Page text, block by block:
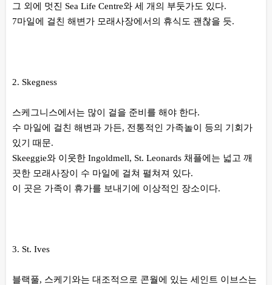
그 외에 멋진 Sea Life Centre와 세 개의 부둣가도 있다.
7마일에 걸친 해변가 모래사장에서의 휴식도 괜찮을 듯.
2. Skegness
스케그니스에서는 많이 걸을 준비를 해야 한다.
수 마일에 걸친 해변과 가든, 전통적인 가족놀이 등의 기회가
있기 때문.
Skeeggie와 이웃한 Ingoldmell, St. Leonards 채플에는 넓고 깨
끗한 모래사장이 수 마일에 걸쳐 펼쳐져 있다.
이 곳은 가족이 휴가를 보내기에 이상적인 장소이다.
3. St. Ives
블랙풀, 스케기와는 대조적으로 콘월에 있는 세인트 이브스는